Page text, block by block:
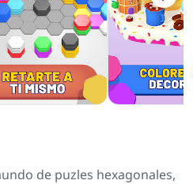
de puzles hexagonales,